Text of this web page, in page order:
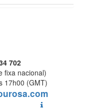
702
fixa nacional)
17h00 (GMT)